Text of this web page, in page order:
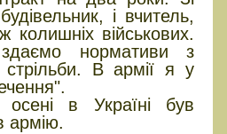
і вчитель,
військових.
нормативи з
стрільби. В армії я у
осені в Україні був
армію.